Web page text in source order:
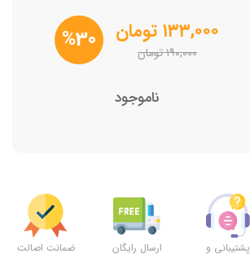
۱۳۳,۰۰۰ تومان
۱۹۰,۰۰۰تومان %30
ناموجود
پشتیبانی و
ارسال رایگان
ضمانت اصالت